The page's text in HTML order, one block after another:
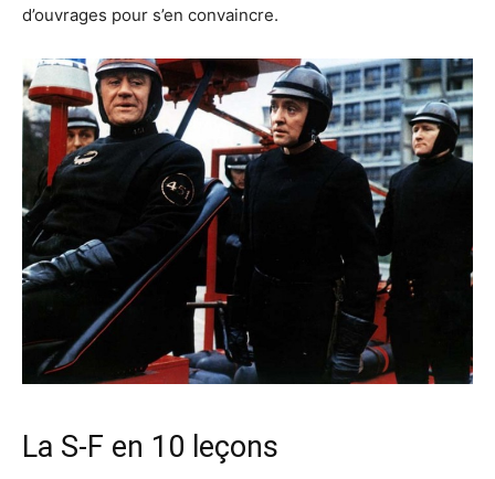
d’ouvrages pour s’en convaincre.
La S-F en 10 leçons